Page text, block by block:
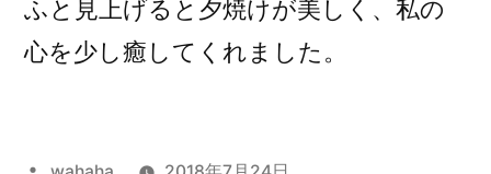
ふと見上げると夕焼けが美しく、私の
心を少し癒してくれました。